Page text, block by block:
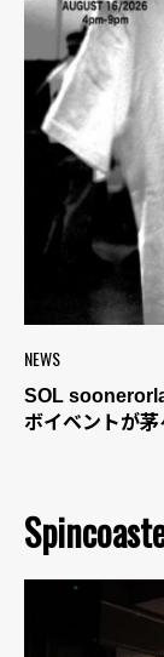
NEWS
SOL
ボイベントが